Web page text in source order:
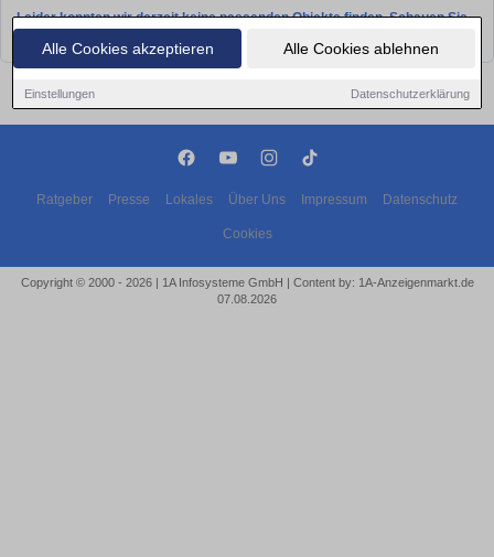
Alle Cookies akzeptieren Alle Cookies ablehnen
Einstellungen Datenschutzerklärung
Leider konnten wir derzeit keine passenden Objekte finden. Schauen Sie
Ratgeber Presse Lokales Über Uns Impressum Datenschutz
Cookies
Copyright © 2000 - 2026 | 1A Infosysteme GmbH | Content by: 1A-Anzeigenmarkt.de
07.08.2026